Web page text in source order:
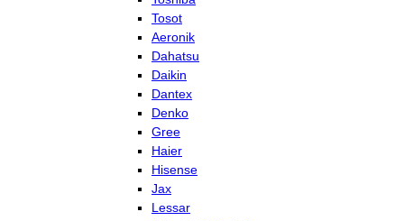
Tosot
Aeronik
Dahatsu
Daikin
Dantex
Denko
Gree
Haier
Hisense
Jax
Lessar